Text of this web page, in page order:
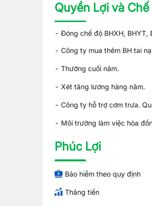
Quyền Lợi và
- Đóng chế độ BHXH, BHYT,
- Công ty mua thêm BH tai
- Thưởng cuối năm.
- Xét tăng lương hàng năm.
- Công ty hỗ trợ cơm trưa.
- Môi trường làm việc hòa
Phúc Lợi
Bảo hiểm theo quy định
Thăng tiến